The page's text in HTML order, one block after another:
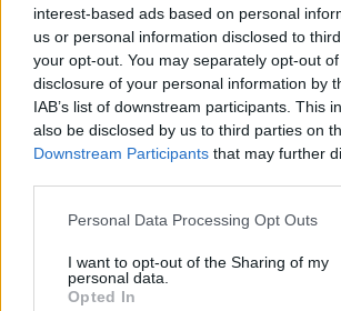
interest-based ads based on personal
us or personal information disclosed to
your opt-out. You may separately opt-out
disclosure of your personal information by
IAB’s list of downstream participants. This
also be disclosed by us to third parties on
Downstream Participants that may further
Please note that this website/app uses one
not limited to your visit or usage behaviour.
grant or deny consent to Google and its
Personal Data Processing Opt Outs
I want to opt-out of the Sharing of my
personal data.
Opted In